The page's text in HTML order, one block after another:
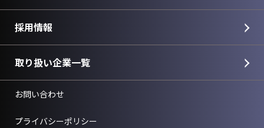
採用情報
取り扱い企業一覧
お問い合わせ
プライバシーポリシー